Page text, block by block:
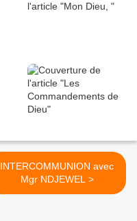
INTERCOMMUNION avec
Mgr NDJEWEL >